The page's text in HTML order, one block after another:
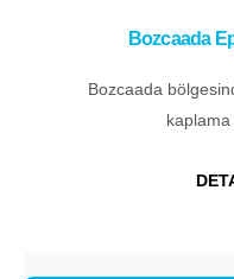
Bozcaada
Bozcaada
kaplama